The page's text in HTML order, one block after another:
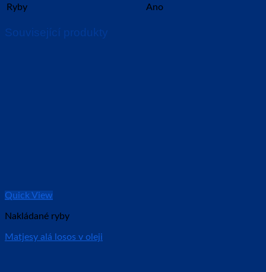
Ryby
Ano
Související produkty
Quick View
Nakládané ryby
Matjesy alá losos v oleji